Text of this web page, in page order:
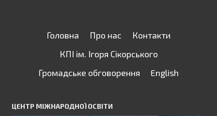
Головна Про нас
Контакти
КПІ ім. Ігоря Сікорського
Громадське обговорення
English
ЦЕНТР МІЖНАРОДНОЇ ОСВІТИ